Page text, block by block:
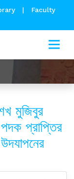
|
Faculty
মুজিবুর
প্রাপ্তির